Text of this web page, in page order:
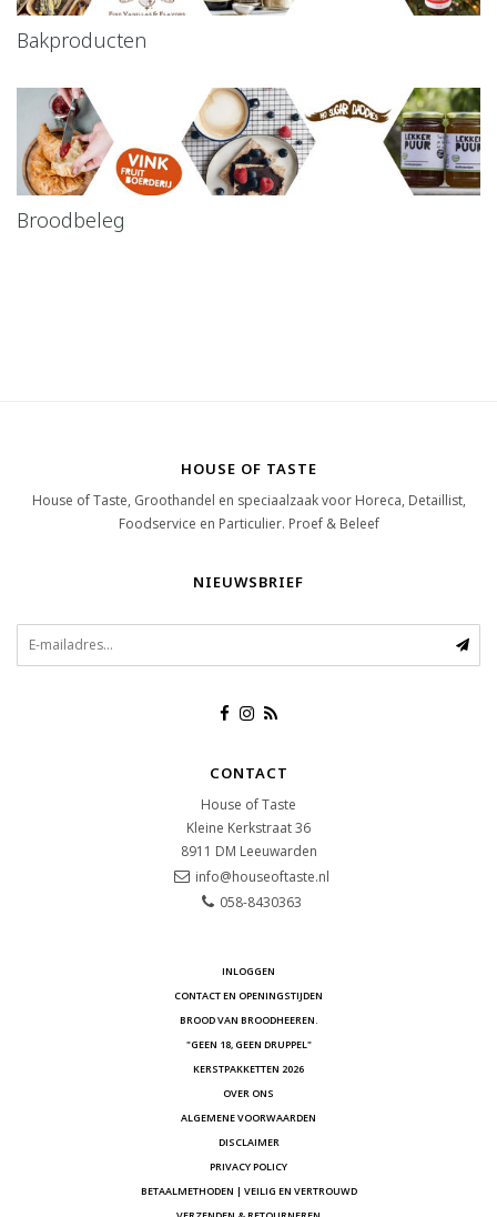
Bakproducten
Broodbeleg
HOUSE OF TASTE
House of Taste, Groothandel en speciaalzaak voor Horeca, Detaillist,
Foodservice en Particulier. Proef & Beleef
NIEUWSBRIEF
CONTACT
House of Taste
Kleine Kerkstraat 36
8911 DM Leeuwarden
info@houseoftaste.nl
058-8430363
INLOGGEN
CONTACT EN OPENINGSTIJDEN
BROOD VAN BROODHEEREN.
"GEEN 18, GEEN DRUPPEL"
KERSTPAKKETTEN 2026
OVER ONS
ALGEMENE VOORWAARDEN
DISCLAIMER
PRIVACY POLICY
BETAALMETHODEN | VEILIG EN VERTROUWD